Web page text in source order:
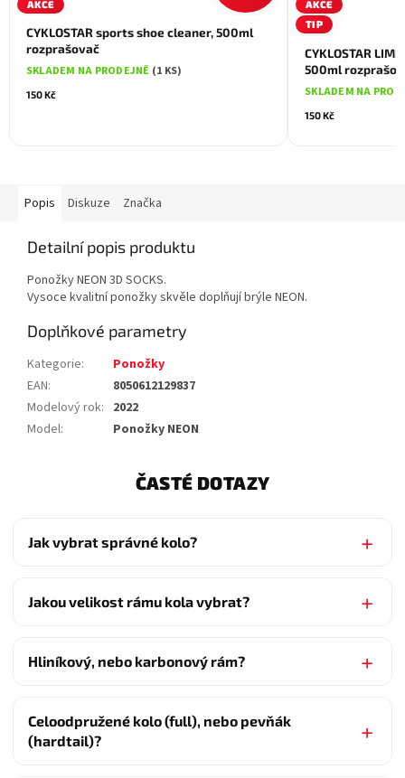
AKCE
CYKLOSTAR sports shoe cleaner, 500ml
rozprašovač
SKLADEM NA PRODEJNĚ (1 KS)
150 Kč
AKCE
TIP
CYKLOSTAR
500ml
SKLADEM NA
150 Kč
Popis Diskuze Značka
Detailní popis produktu
Ponožky NEON 3D SOCKS.
Vysoce kvalitní ponožky skvěle doplňují brýle NEON.
Doplňkové parametry
Kategorie:
Ponožky
EAN:
8050612129837
Modelový rok: 2022
Model: Ponožky NEON
ČASTÉ DOTAZY
Jak vybrat správné kolo?
Jakou velikost rámu kola vybrat?
Hliníkový, nebo karbonový rám?
Celoodpružené kolo (full), nebo pevňák
(hardtail)?